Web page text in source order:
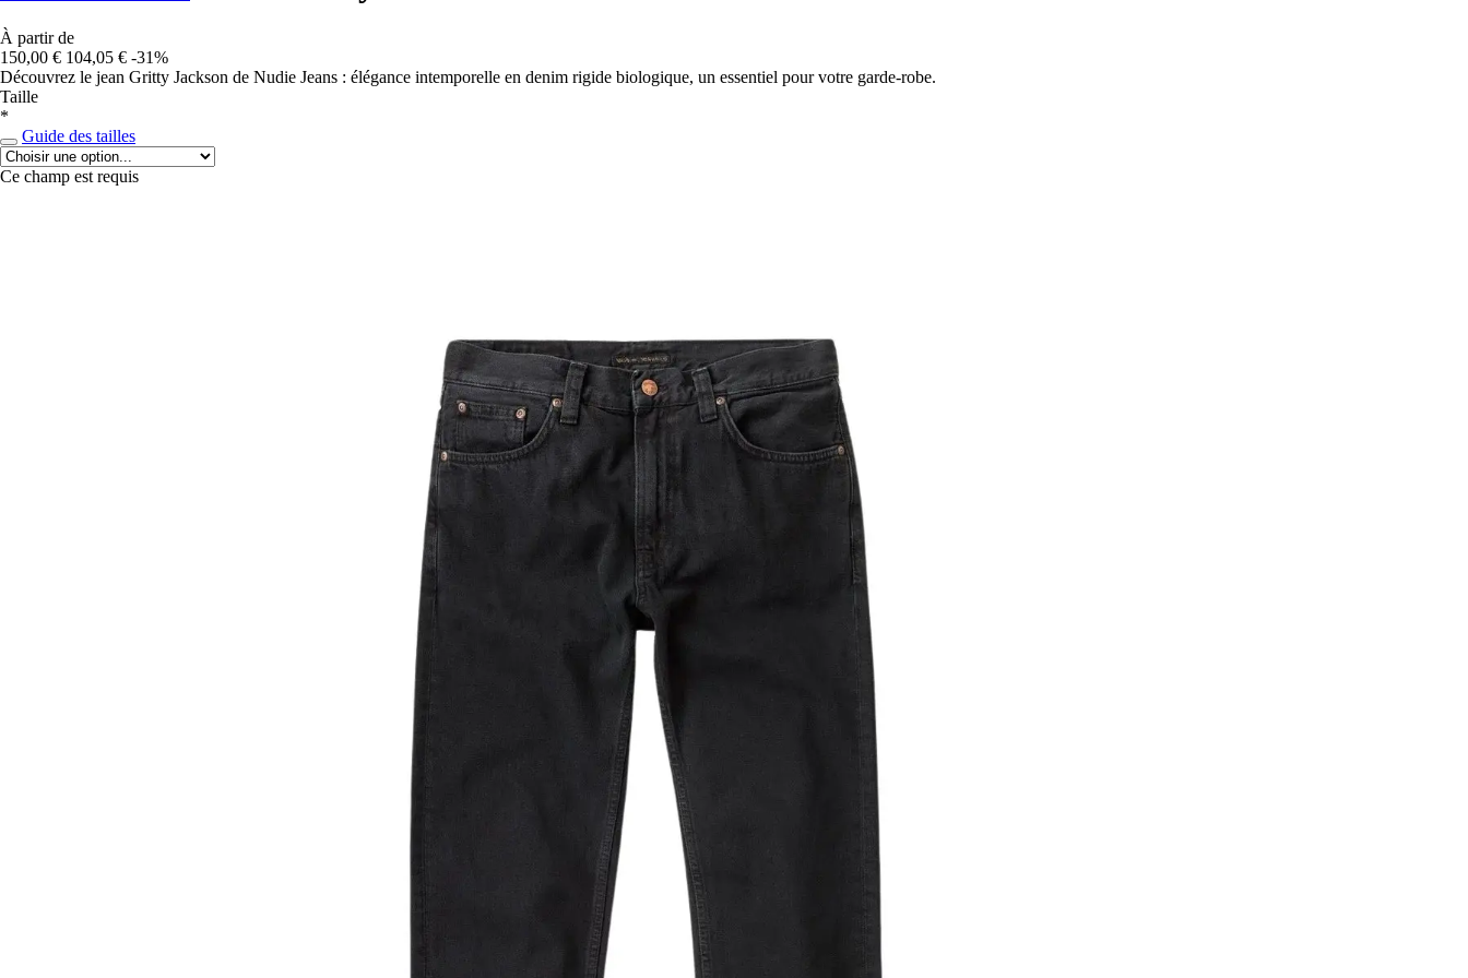
À partir de
150,00 € 104,05 € -31%
Découvrez le jean Gritty Jackson de Nudie Jeans : élégance intemporelle en denim rigide biologique, un essentiel pour votre garde-robe.
Taille
*
Guide des tailles
Ce champ est requis